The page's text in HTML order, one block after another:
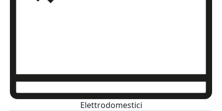
Elettrodomestici